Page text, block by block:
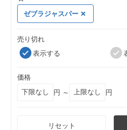
ゼブラジャスパー
売り切れ
表示する
価格
円 ～
円
リセット